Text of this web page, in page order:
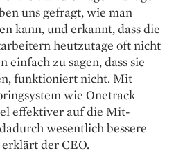
uns gefragt, wie man
kann, und erkannt, dass die
­heutzutage oft nicht
einfach zu sagen, dass sie
funktioniert nicht. Mit
wie Onetrack
effektiver auf die Mit­
­wesentlich bessere
der CEO.